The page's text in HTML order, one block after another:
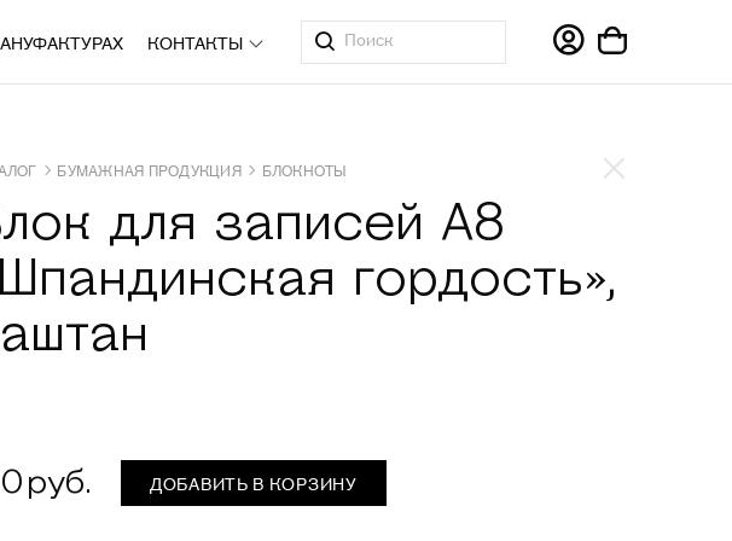
КОНТАКТЫ
БУМАЖНАЯ ПРОДУКЦИЯ БЛОКНОТЫ
для записей А8
гордость»,
ДОБАВИТЬ В КОРЗИНУ